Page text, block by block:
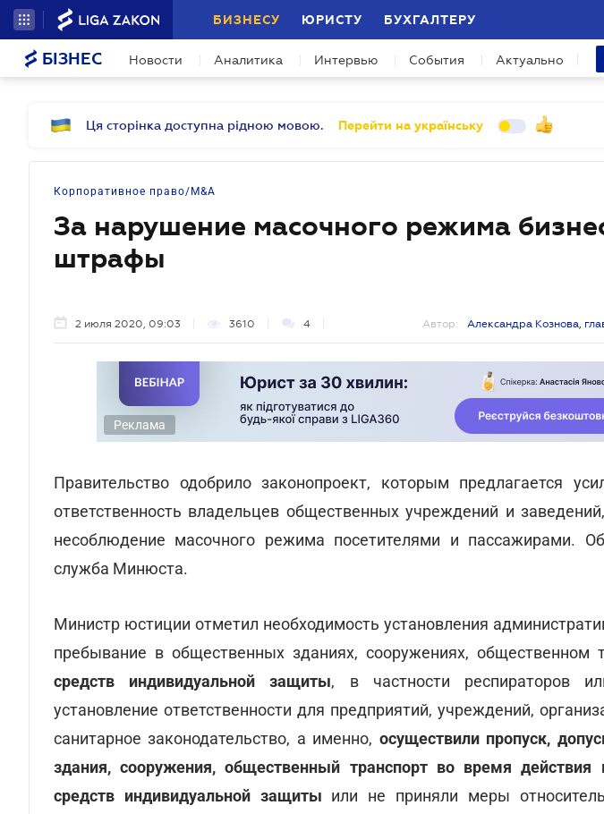
БИЗНЕСУ ЮРИСТУ БУХГАЛТЕРУ
БІЗНЕС Новости Аналитика Интервью События Актуально
Ця сторінка доступна рідною мовою. Перейти на українську
Корпоративное право/M&A
За нарушение масочного режима
штрафы
2 июля 2020, 09:03 3610 4 Автор: Александра Кознова,
Реклама
Правительство одобрило законопроект, которым предлагается
ответственность владельцев общественных учреждений и
несоблюдение масочного режима посетителями и пассажирами.
служба Минюста.
Министр юстиции отметил необходимость установления
пребывание в общественных зданиях, сооружениях, общественном
средств индивидуальной защиты, в частности респираторов
установление ответственности для предприятий, учреждений,
санитарное законодательство, а именно, осуществили пропуск,
здания, сооружения, общественный транспорт во время действия
средств индивидуальной защиты или не приняли меры